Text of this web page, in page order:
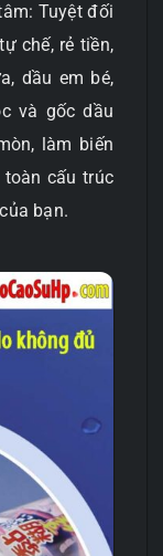
Tuyệt đối
chế, rẻ tiền,
dầu em bé,
và gốc dầu
làm biến
cấu trúc
bạn.